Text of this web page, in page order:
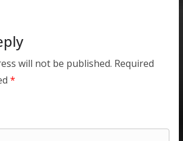
will not be published. Required
*